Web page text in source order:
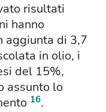
risultati
hanno
aggiunta di 3,7
in olio, i
del 15%,
assunto lo
16.